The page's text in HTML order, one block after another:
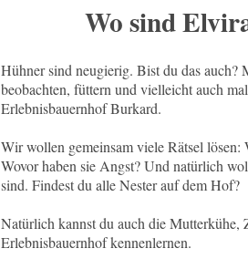
Wo sind
Hühner sind neugierig. Bist du das auch?
beobachten, füttern und vielleicht auch
Erlebnisbauernhof Burkard.
Wir wollen gemeinsam viele Rätsel lösen:
Wovor haben sie Angst? Und natürlich
sind. Findest du alle Nester auf dem Hof?
Natürlich kannst du auch die Mutterkühe,
Erlebnisbauernhof kennenlernen.